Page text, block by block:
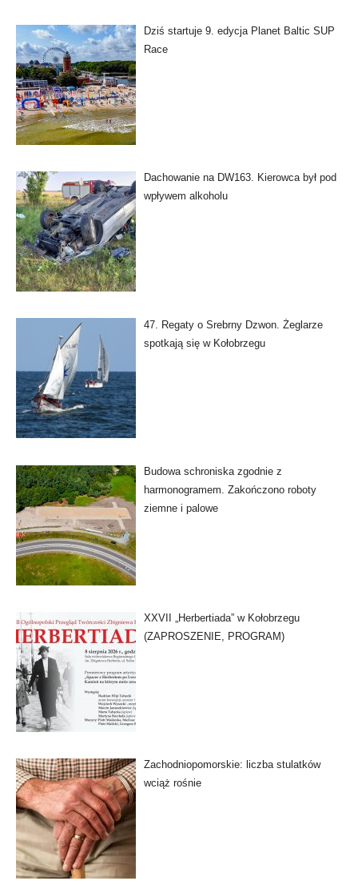
Dziś startuje 9. edycja Planet Baltic SUP
Race
Dachowanie na DW163. Kierowca był pod
wpływem alkoholu
47. Regaty o Srebrny Dzwon. Żeglarze
spotkają się w Kołobrzegu
Budowa schroniska zgodnie z
harmonogramem. Zakończono roboty
ziemne i palowe
XXVII „Herbertiada” w Kołobrzegu
(ZAPROSZENIE, PROGRAM)
Zachodniopomorskie: liczba stulatków
wciąż rośnie